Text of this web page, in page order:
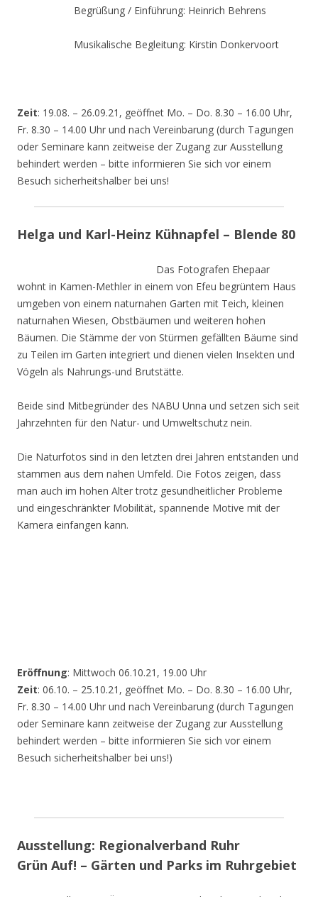
Begrüßung / Einführung: Heinrich Behrens
Musikalische Begleitung: Kirstin Donkervoort
Zeit: 19.08. – 26.09.21, geöffnet Mo. – Do. 8.30 – 16.00 Uhr,
Fr. 8.30 – 14.00 Uhr und nach Vereinbarung (durch Tagungen
oder Seminare kann zeitweise der Zugang zur Ausstellung
behindert werden – bitte informieren Sie sich vor einem
Besuch sicherheitshalber bei uns!
Helga und Karl-Heinz Kühnapfel – Blende 80
Das Fotografen Ehepaar
wohnt in Kamen-Methler in einem von Efeu begrüntem Haus
umgeben von einem naturnahen Garten mit Teich, kleinen
naturnahen Wiesen, Obstbäumen und weiteren hohen
Bäumen. Die Stämme der von Stürmen gefällten Bäume sind
zu Teilen im Garten integriert und dienen vielen Insekten und
Vögeln als Nahrungs-und Brutstätte.
Beide sind Mitbegründer des NABU Unna und setzen sich seit
Jahrzehnten für den Natur- und Umweltschutz nein.
Die Naturfotos sind in den letzten drei Jahren entstanden und
stammen aus dem nahen Umfeld. Die Fotos zeigen, dass
man auch im hohen Alter trotz gesundheitlicher Probleme
und eingeschränkter Mobilität, spannende Motive mit der
Kamera einfangen kann.
Eröffnung: Mittwoch 06.10.21, 19.00 Uhr
Zeit: 06.10. – 25.10.21, geöffnet Mo. – Do. 8.30 – 16.00 Uhr,
Fr. 8.30 – 14.00 Uhr und nach Vereinbarung (durch Tagungen
oder Seminare kann zeitweise der Zugang zur Ausstellung
behindert werden – bitte informieren Sie sich vor einem
Besuch sicherheitshalber bei uns!)
Ausstellung: Regionalverband Ruhr
Grün Auf! – Gärten und Parks im Ruhrgebiet